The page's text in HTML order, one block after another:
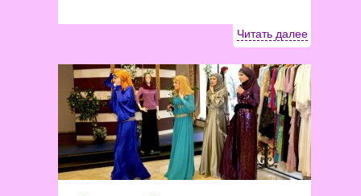
Читать далее